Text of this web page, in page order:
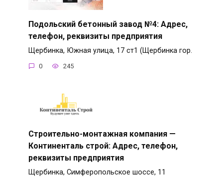
Подольский бетонный завод №4: Адрес,
телефон, реквизиты предприятия
Щербинка, Южная улица, 17 ст1 (Щербинка гор.
0 245
Строительно-монтажная компания —
Континенталь строй: Адрес, телефон,
реквизиты предприятия
Щербинка, Симферопольское шоссе, 11